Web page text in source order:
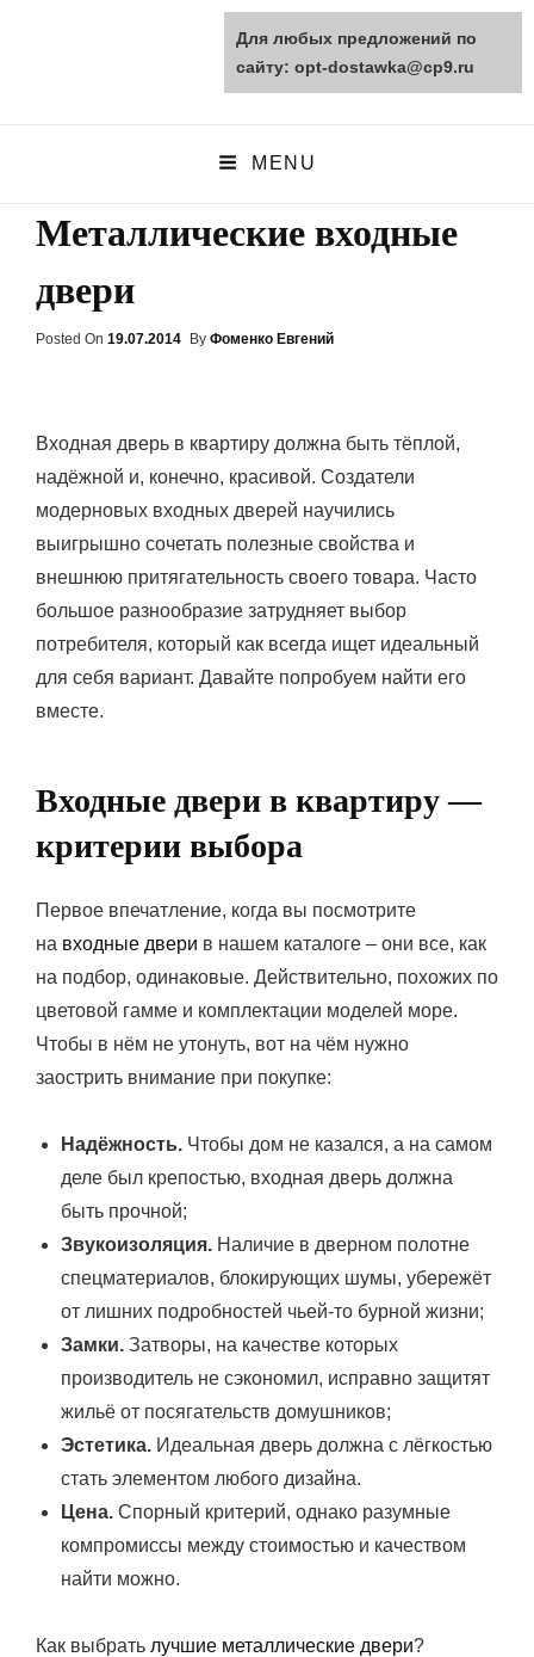
opt-dostawka.ru
MENU
Металлические входные
двери
Posted On Posted
19.07.2014 By Фоменко Евгений
Входная дверь в квартиру должна быть тёплой,
надёжной и, конечно, красивой. Создатели
модерновых входных дверей научились
выигрышно сочетать полезные свойства и
внешнюю притягательность своего товара. Часто
большое разнообразие затрудняет выбор
потребителя, который как всегда ищет идеальный
для себя вариант. Давайте попробуем найти его
вместе.
Входные двери в квартиру —
критерии выбора
Первое впечатление, когда вы посмотрите
на входные двери в нашем каталоге – они все, как
на подбор, одинаковые. Действительно, похожих по
цветовой гамме и комплектации моделей море.
Чтобы в нём не утонуть, вот на чём нужно
заострить внимание при покупке:
Надёжность. Чтобы дом не казался, а на самом
деле был крепостью, входная дверь должна
быть прочной;
Звукоизоляция. Наличие в дверном полотне
спецматериалов, блокирующих шумы, убережёт
от лишних подробностей чьей-то бурной жизни;
Замки. Затворы, на качестве которых
производитель не сэкономил, исправно защитят
жильё от посягательств домушников;
Эстетика. Идеальная дверь должна с лёгкостью
стать элементом любого дизайна.
Цена. Спорный критерий, однако разумные
компромиссы между стоимостью и качеством
найти можно.
Как выбрать лучшие металлические двери?
Для любых предложений по
сайту: opt-dostawka@cp9.ru